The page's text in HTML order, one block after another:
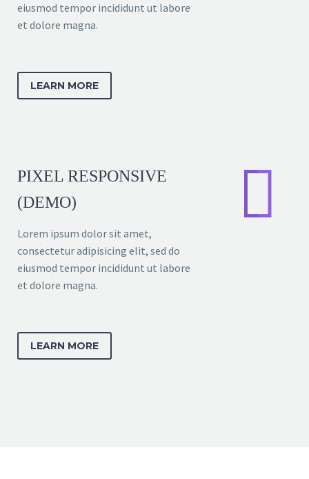
eiusmod tempor incididunt ut labore
et dolore magna.
LEARN MORE
PIXEL RESPONSIVE
(DEMO)
Lorem ipsum dolor sit amet,
consectetur adipisicing elit, sed do
eiusmod tempor incididunt ut labore
et dolore magna.
LEARN MORE

